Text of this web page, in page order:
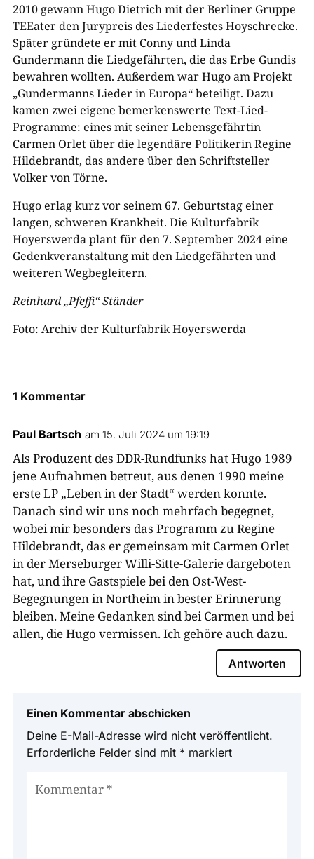
2010 gewann Hugo Dietrich mit der Berliner Gruppe
TEEater den Jurypreis des Liederfestes Hoyschrecke.
Später gründete er mit Conny und Linda
Gundermann die Liedgefährten, die das Erbe Gundis
bewahren wollten. Außerdem war Hugo am Projekt
„Gundermanns Lieder in Europa“ beteiligt. Dazu
kamen zwei eigene bemerkenswerte Text-Lied-
Programme: eines mit seiner Lebensgefährtin
Carmen Orlet über die legendäre Politikerin Regine
Hildebrandt, das andere über den Schriftsteller
Volker von Törne.
Hugo erlag kurz vor seinem 67. Geburtstag einer
langen, schweren Krankheit. Die Kulturfabrik
Hoyerswerda plant für den 7. September 2024 eine
Gedenkveranstaltung mit den Liedgefährten und
weiteren Wegbegleitern.
Reinhard „Pfeffi“ Ständer
Foto: Archiv der Kulturfabrik Hoyerswerda
1 Kommentar
Paul Bartsch am 15. Juli 2024 um 19:19
Als Produzent des DDR-Rundfunks hat Hugo 1989
jene Aufnahmen betreut, aus denen 1990 meine
erste LP „Leben in der Stadt“ werden konnte.
Danach sind wir uns noch mehrfach begegnet,
wobei mir besonders das Programm zu Regine
Hildebrandt, das er gemeinsam mit Carmen Orlet
in der Merseburger Willi-Sitte-Galerie dargeboten
hat, und ihre Gastspiele bei den Ost-West-
Begegnungen in Northeim in bester Erinnerung
bleiben. Meine Gedanken sind bei Carmen und bei
allen, die Hugo vermissen. Ich gehöre auch dazu.
Antworten
Einen Kommentar abschicken
Deine E-Mail-Adresse wird nicht veröffentlicht.
Erforderliche Felder sind mit * markiert